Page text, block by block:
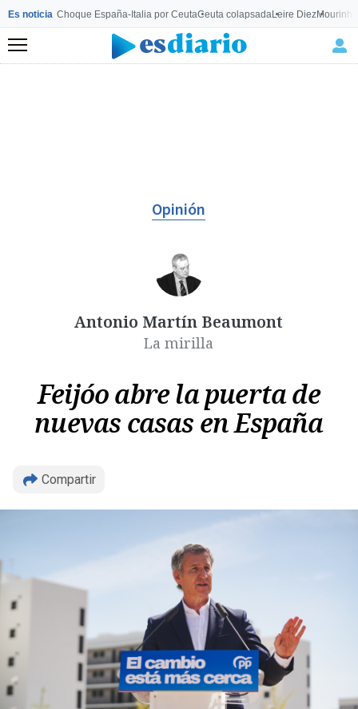
Es noticia Choque España-Italia por CeutaCeuta colapsadaLeire Diez
Menú
Opinión
Antonio Martín Beaumont
La mirilla
Feijóo abre la puerta de
nuevas casas en España
Compartir
Copiar